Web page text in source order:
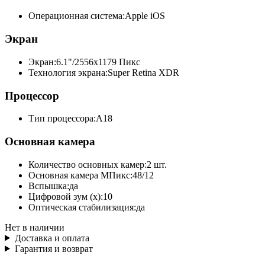
Операционная система:Apple iOS
Экран
Экран:6.1"/2556x1179 Пикс
Технология экрана:Super Retina XDR
Процессор
Тип процессора:A18
Основная камера
Количество основных камер:2 шт.
Основная камера МПикс:48/12
Вспышка:да
Цифровой зум (x):10
Оптическая стабилизация:да
Нет в наличии
Доставка и оплата
Гарантия и возврат